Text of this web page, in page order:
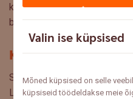
Valin ise küpsised
Mõned küpsised on selle
küpsiseid töödeldakse meie
küsimusi, ettepanekuid ja
blogist lugeda sooviksite:
Kontakt
Swedbank AS
Liivalaia 34